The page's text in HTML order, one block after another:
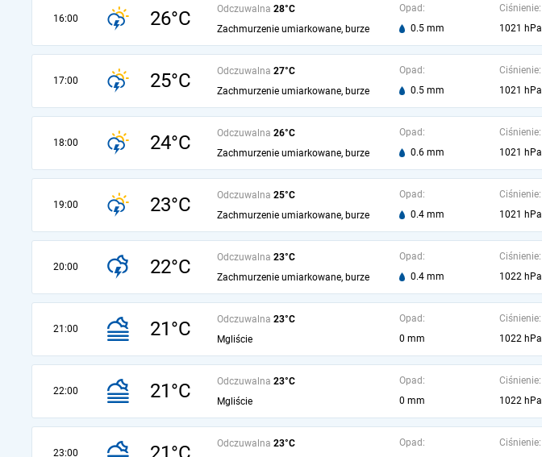
16:00 26°C Odczuwalna 28°C
Zachmurzenie umiarkowane, burze
Opad:
0.5 mm
Ciśnienie:
1021 hPa
17:00 25°C Odczuwalna 27°C
Zachmurzenie umiarkowane, burze
Opad:
0.5 mm
Ciśnienie:
1021 hPa
18:00 24°C Odczuwalna 26°C
Zachmurzenie umiarkowane, burze
Opad:
0.6 mm
Ciśnienie:
1021 hPa
19:00 23°C Odczuwalna 25°C
Zachmurzenie umiarkowane, burze
Opad:
0.4 mm
Ciśnienie:
1021 hPa
20:00 22°C Odczuwalna 23°C
Zachmurzenie umiarkowane, burze
Opad:
0.4 mm
Ciśnienie:
1022 hPa
21:00 21°C Odczuwalna 23°C
Mgliście
Opad:
0 mm
Ciśnienie:
1022 hPa
22:00 21°C Odczuwalna 23°C
Mgliście
Opad:
0 mm
Ciśnienie:
1022 hPa
23:00
Odczuwalna 23°C
Opad:
Ciśnienie: